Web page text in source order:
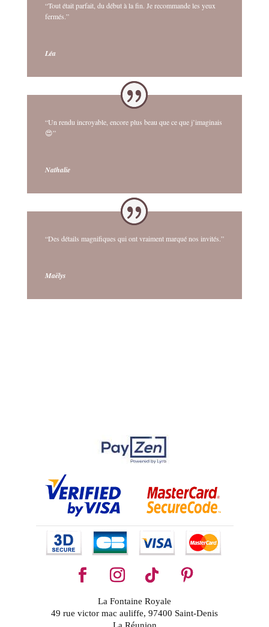
“Tout était parfait, du début à la fin. Je recommande les yeux
fermés.”
Léa
“Un rendu incroyable, encore plus beau que ce que j’imaginais
😍”
Nathalie
“Des détails magnifiques qui ont vraiment marqué nos invités.”
Maëlys
La Fontaine Royale
49 rue victor mac auliffe, 97400 Saint-Denis